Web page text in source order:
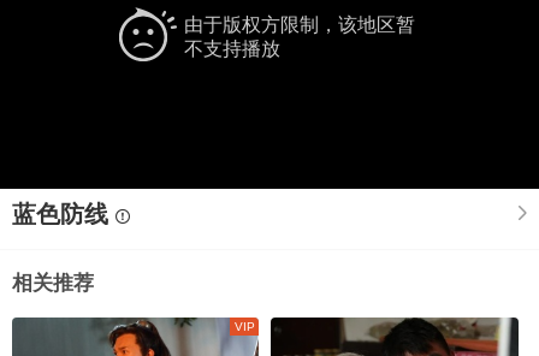
由于版权方限制，该地区暂
不支持播放
蓝色防线
相关推荐